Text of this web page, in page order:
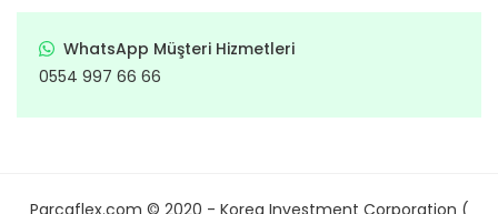
WhatsApp Müşteri Hizmetleri
0554 997 66 66
Parcaflex.com © 2020 - Korea Investment Corporation (